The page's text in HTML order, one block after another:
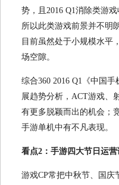
势，且2016 Q1消除类游
所以此类游戏前景并不明
目前虽然处于小规模水平
场空隙。
综合360 2016 Q1《中国
展趋势分析，ACT游戏、
有更多脱颖而出的机会；
手游单机中有不凡表现。
看点2：手游四大节日运营
游戏CP常把中秋节、国庆